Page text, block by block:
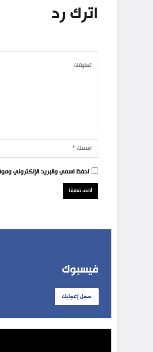
اترك رد
احفظ اسمي والبريد الإلكتروني
فيسبوك
سجل إعجابك